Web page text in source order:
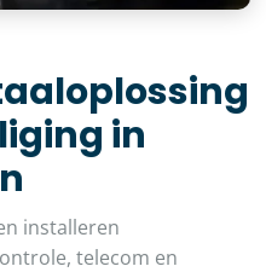
in
installeren
telecom en